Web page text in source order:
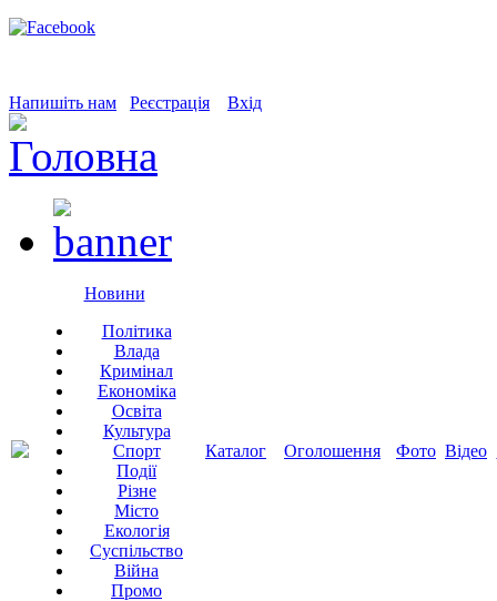
Напишіть нам Реєстрація Вхід
Новини
Політика
Влада
Кримінал
Економіка
Освіта
Культура
Спорт
Події
Різне
Місто
Екологія
Суспільство
Війна
Промо
Каталог Оголошення Фото Відео